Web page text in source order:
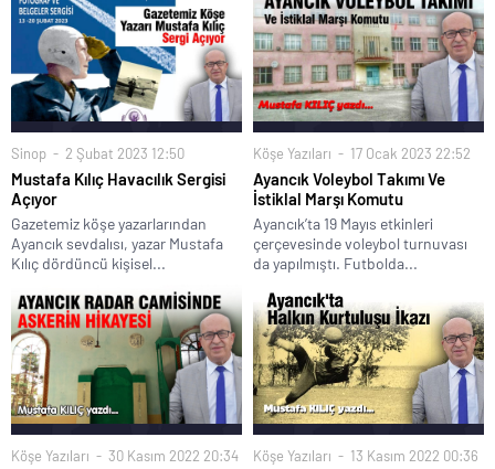
Sinop 2 Şubat 2023 12:50
Mustafa Kılıç Havacılık Sergisi
Açıyor
Gazetemiz köşe yazarlarından
Ayancık sevdalısı, yazar Mustafa
Kılıç dördüncü kişisel...
Köşe Yazıları 17 Ocak 2023 22:52
Ayancık Voleybol Takımı Ve
İstiklal Marşı Komutu
Ayancık’ta 19 Mayıs etkinleri
çerçevesinde voleybol turnuvası
da yapılmıştı. Futbolda...
Köşe Yazıları 30 Kasım 2022 20:34 Köşe Yazıları 13 Kasım 2022 00:36